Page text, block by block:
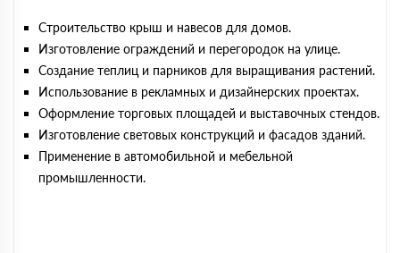
Строительство крыш и навесов для домов.
Изготовление ограждений и перегородок на улице.
Создание теплиц и парников для выращивания растений.
Использование в рекламных и дизайнерских проектах.
Оформление торговых площадей и выставочных стендов.
Изготовление световых конструкций и фасадов зданий.
Применение в автомобильной и мебельной
промышленности.